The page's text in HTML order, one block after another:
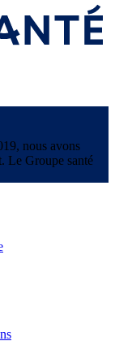
nous avons
Le Groupe santé